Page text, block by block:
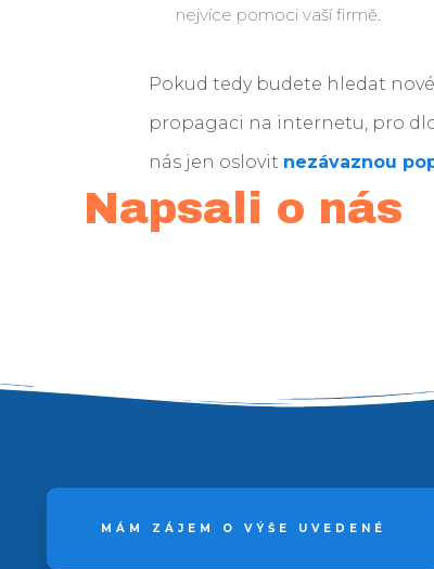
nejvíce pomoci vaší firmě.
Pokud tedy budete hledat
propagaci na internetu, pro
nás jen oslovit nezávaznou
Napsali o nás
MÁM ZÁJEM O VÝŠE UVEDENÉ